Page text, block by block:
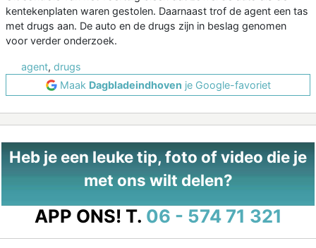
kentekenplaten waren gestolen. Daarnaast trof de agent een tas
met drugs aan. De auto en de drugs zijn in beslag genomen
voor verder onderzoek.
agent, drugs
Maak Dagbladeindhoven je Google-favoriet
Heb je een leuke tip, foto of video die je
met ons wilt delen?
APP ONS! T. 06 - 574 71 321